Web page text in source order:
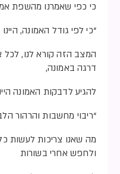
כי כפי שאמרנו מהשפת
“כי לפי גודל האמונה,
המצב הזה קורא לנו,
דרגה באמונה,
להגיע לדבקות האמונה
“ריבוי מחשבות והרהור
מה שאנו צריכות לעשות
ולחפש אחרי בשורות